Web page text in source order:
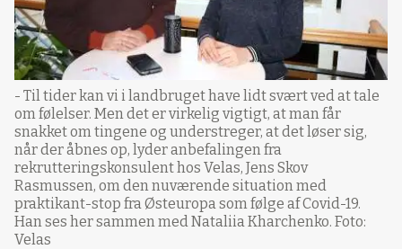
- Til tider kan vi i landbruget have lidt svært ved at tale
om følelser. Men det er virkelig vigtigt, at man får
snakket om tingene og understreger, at det løser sig,
når der åbnes op, lyder anbefalingen fra
rekrutteringskonsulent hos Velas, Jens Skov
Rasmussen, om den nuværende situation med
praktikant-stop fra Østeuropa som følge af Covid-19.
Han ses her sammen med Nataliia Kharchenko. Foto:
Velas